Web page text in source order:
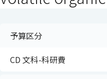
予算区分
CD 文科-科研費